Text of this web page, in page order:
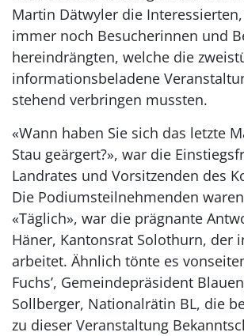
Martin Dätwyler die
immer noch Besucherinnen und
hereindrängten, welche die
informationsbeladene
stehend verbringen mussten.
«Wann haben Sie sich das letzte
Stau geärgert?», war die
Landrates und Vorsitzenden des
Die Podiumsteilnehmenden
«Täglich», war die prägnante
Häner, Kantonsrat Solothurn, der
arbeitet. Ähnlich tönte es
Fuchs’, Gemeindepräsident
Sollberger, Nationalrätin BL, die
zu dieser Veranstaltung